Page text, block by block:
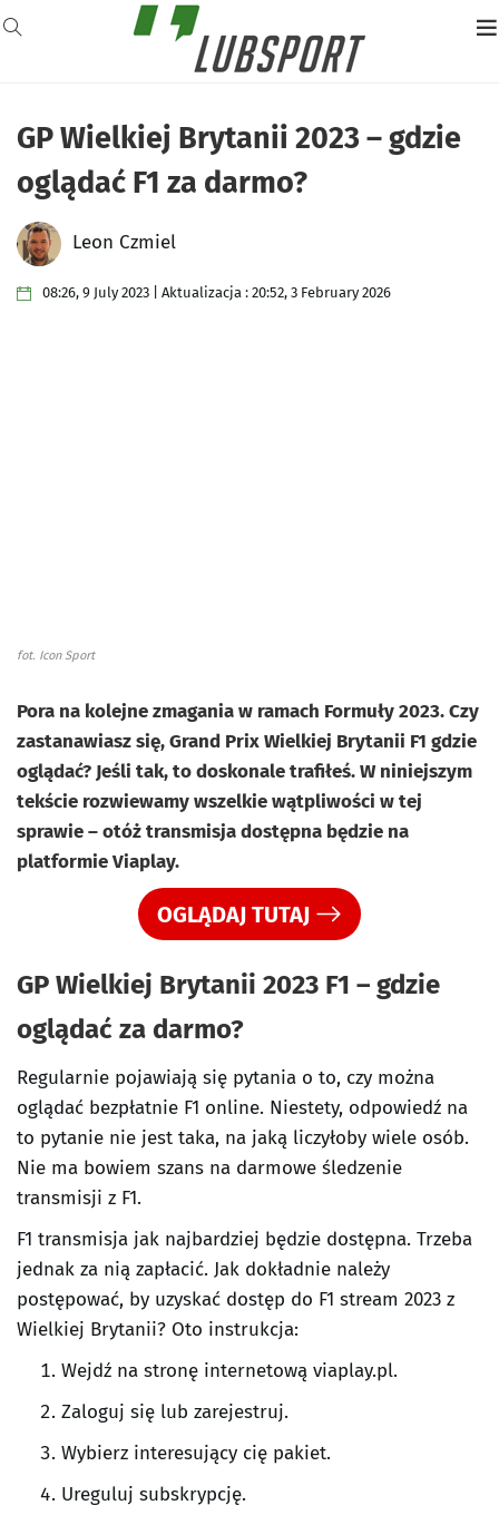
GP Wielkiej Brytanii 2023 – gdzie
oglądać F1 za darmo?
Leon Czmiel
08:26, 9 July 2023 | Aktualizacja : 20:52, 3 February 2026
fot. Icon Sport
Pora na kolejne zmagania w ramach Formuły 2023. Czy
zastanawiasz się, Grand Prix Wielkiej Brytanii F1 gdzie
oglądać? Jeśli tak, to doskonale trafiłeś. W niniejszym
tekście rozwiewamy wszelkie wątpliwości w tej
sprawie – otóż transmisja dostępna będzie na
platformie Viaplay.
OGLĄDAJ TUTAJ
GP Wielkiej Brytanii 2023 F1 – gdzie
oglądać za darmo?
Regularnie pojawiają się pytania o to, czy można
oglądać bezpłatnie F1 online. Niestety, odpowiedź na
to pytanie nie jest taka, na jaką liczyłoby wiele osób.
Nie ma bowiem szans na darmowe śledzenie
transmisji z F1.
F1 transmisja jak najbardziej będzie dostępna. Trzeba
jednak za nią zapłacić. Jak dokładnie należy
postępować, by uzyskać dostęp do F1 stream 2023 z
Wielkiej Brytanii? Oto instrukcja:
Wejdź na stronę internetową viaplay.pl.
Zaloguj się lub zarejestruj.
Wybierz interesujący cię pakiet.
Ureguluj subskrypcję.